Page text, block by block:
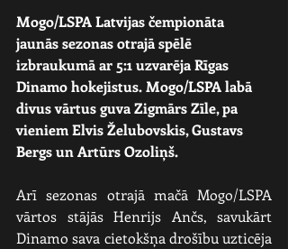
Mogo/LSPA Latvijas čempionāta
jaunās sezonas otrajā spēlē
izbraukumā ar 5:1 uzvarēja Rīgas
Dinamo hokejistus. Mogo/LSPA labā
divus vārtus guva Zigmārs Zīle, pa
vieniem Elvis Želubovskis, Gustavs
Bergs un Artūrs Ozoliņš.
Arī sezonas otrajā mačā Mogo/LSPA
vārtos stājās Henrijs Ančs, savukārt
Dinamo sava cietokšņa drošību uzticēja